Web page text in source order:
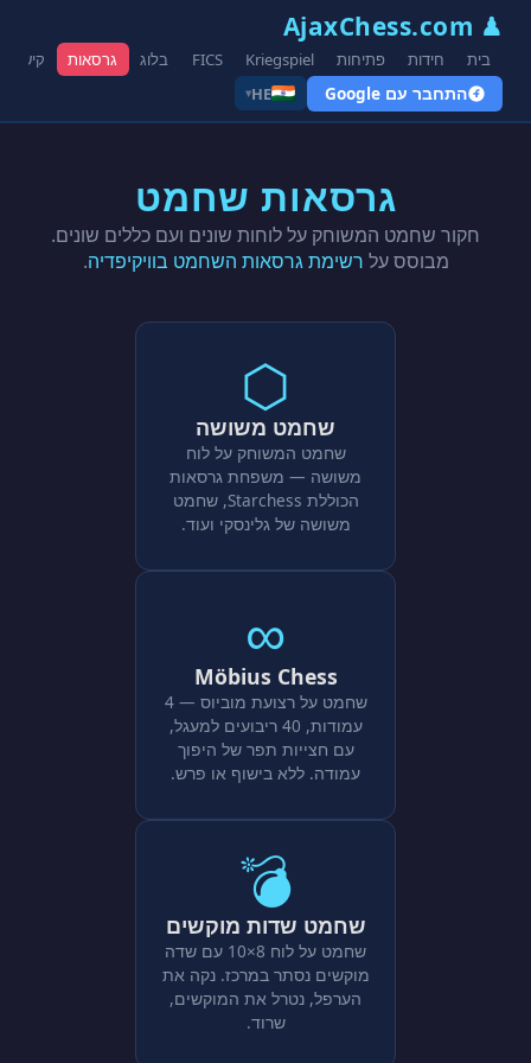
♟ AjaxChess.com
בית חידות פתיחות Kriegspiel
FICS בלוג גרסאות
התחבר עם Google HE
▾
גרסאות שחמט
חקור שחמט המשוחק על לוחות שונים ועם כללים שונים.
מבוסס על רשימת גרסאות השחמט בוויקיפדיה.
⬡
שחמט משושה
שחמט המשוחק על לוח
משושה — משפחת גרסאות
הכוללת Starchess, שחמט
משושה של גלינסקי ועוד.
∞
Möbius Chess
שחמט על רצועת מוביוס — 4
עמודות, 40 ריבועים למעגל,
עם חצייות תפר של היפוך
עמודה. ללא בישוף או פרש.
💣
שחמט שדות מוקשים
שחמט על לוח 8×10 עם שדה
מוקשים נסתר במרכז. נקה את
הערפל, נטרל את המוקשים,
שרוד.